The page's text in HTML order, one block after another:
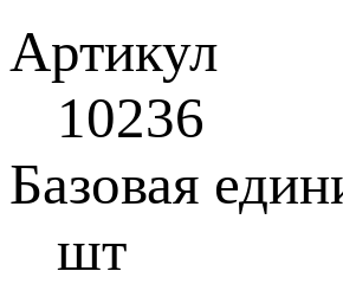
Артикул
10236
Базовая
шт